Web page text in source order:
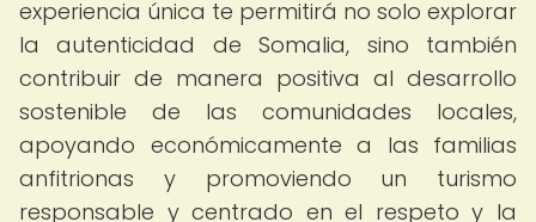
experiencia única te permitirá no solo explorar
la autenticidad de Somalia, sino también
contribuir de manera positiva al desarrollo
sostenible de las comunidades locales,
apoyando económicamente a las familias
anfitrionas y promoviendo un turismo
responsable y centrado en el respeto y la